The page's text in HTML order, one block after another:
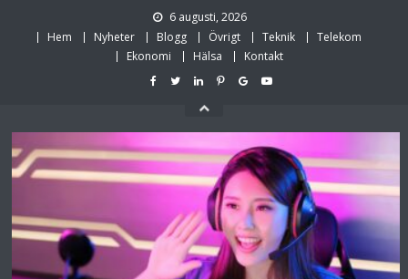
6 augusti, 2026
Hem
Nyheter Blogg Övrigt Teknik
Telekom
Ekonomi
Hälsa Kontakt